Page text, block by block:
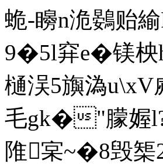
蛫-矈n洈鷃
9�5l穽e�镁柍
樋洖5旟溈u\xV
毛gk�"朦媉
陮宲~�8毁